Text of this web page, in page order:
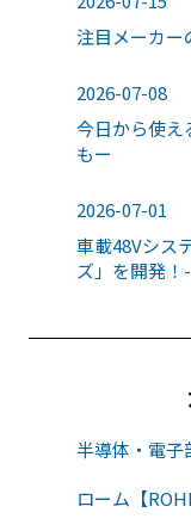
注目メーカー
2026-07-08
今日から使
もー
2026-07-01
車載48Vシス
ズ」を開発！
半導体・電子
ローム【